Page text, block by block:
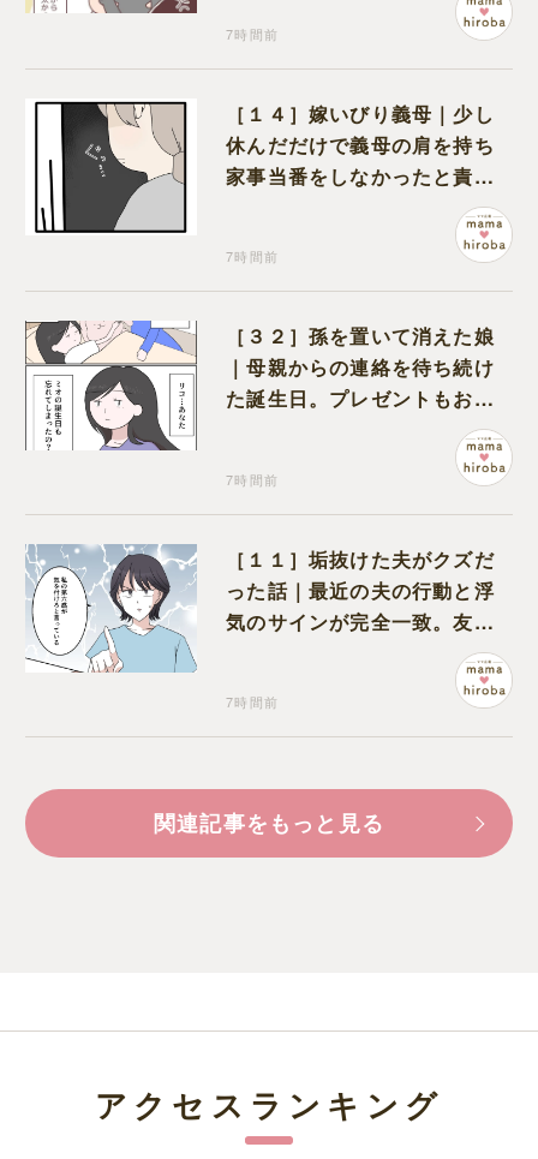
7時間前
［１４］嫁いびり義母｜少し
休んだだけで義母の肩を持ち
家事当番をしなかったと責め
7時間前
［３２］孫を置いて消えた娘
｜母親からの連絡を待ち続け
た誕生日。プレゼントもお祝
7時間前
［１１］垢抜けた夫がクズだ
った話｜最近の夫の行動と浮
気のサインが完全一致。友人
7時間前
関連記事をもっと見る
アクセスランキング